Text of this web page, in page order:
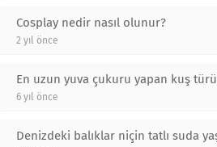
Cosplay nedir nasıl olunur?
2 yıl önce
En uzun yuva çukuru yapan kuş
6 yıl önce
Denizdeki balıklar niçin tatlı suda